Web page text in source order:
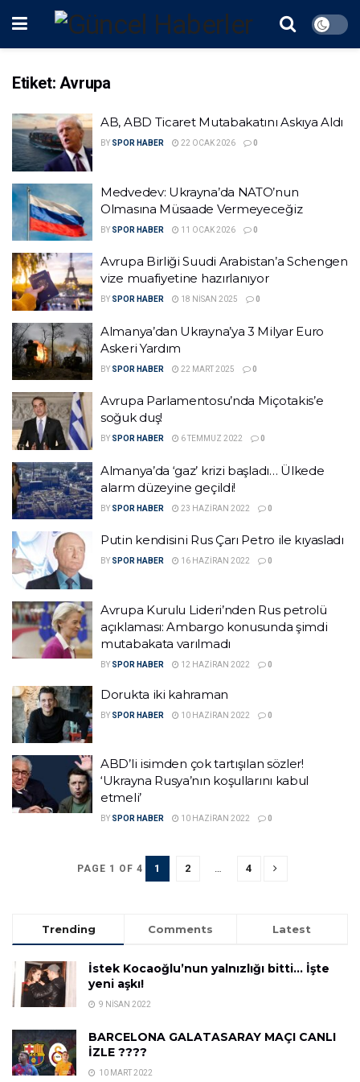
Etiket: Avrupa
AB, ABD Ticaret Mutabakatını Askıya Aldı
BY SPOR HABER 22 OCAK 2026 0
Medvedev: Ukrayna’da NATO’nun
Olmasına Müsaade Vermeyeceğiz
BY SPOR HABER 11 OCAK 2026 0
Avrupa Birliği Suudi Arabistan’a Schengen
vize muafiyetine hazırlanıyor
BY SPOR HABER 18 NISAN 2025 0
Almanya’dan Ukrayna’ya 3 Milyar Euro
Askeri Yardım
BY SPOR HABER 22 MART 2025 0
Avrupa Parlamentosu’nda Miçotakis’e
soğuk duş!
BY SPOR HABER 6 TEMMUZ 2022 0
Almanya’da ‘gaz’ krizi başladı… Ülkede
alarm düzeyine geçildi!
BY SPOR HABER 23 HAZIRAN 2022 0
Putin kendisini Rus Çarı Petro ile kıyasladı
BY SPOR HABER 16 HAZIRAN 2022 0
Avrupa Kurulu Lideri’nden Rus petrolü
açıklaması: Ambargo konusunda şimdi
mutabakata varılmadı
BY SPOR HABER 12 HAZIRAN 2022 0
Dorukta iki kahraman
BY SPOR HABER 10 HAZIRAN 2022 0
ABD’li isimden çok tartışılan sözler!
‘Ukrayna Rusya’nın koşullarını kabul
etmeli’
BY SPOR HABER 10 HAZIRAN 2022 0
PAGE 1 OF 4 1 2 … 4
Trending Comments Latest
İstek Kocaoğlu’nun yalnızlığı bitti… İşte
yeni aşkı!
9 NISAN 2022
BARCELONA GALATASARAY MAÇI CANLI
İZLE ????
10 MART 2022